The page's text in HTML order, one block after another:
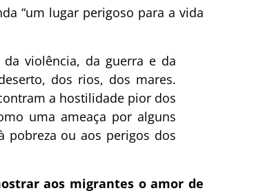
“um lugar perigoso para a vida
violência, da guerra e da
dos rios, dos mares.
a hostilidade pior dos
uma ameaça por alguns
pobreza ou aos perigos dos
aos migrantes o amor de